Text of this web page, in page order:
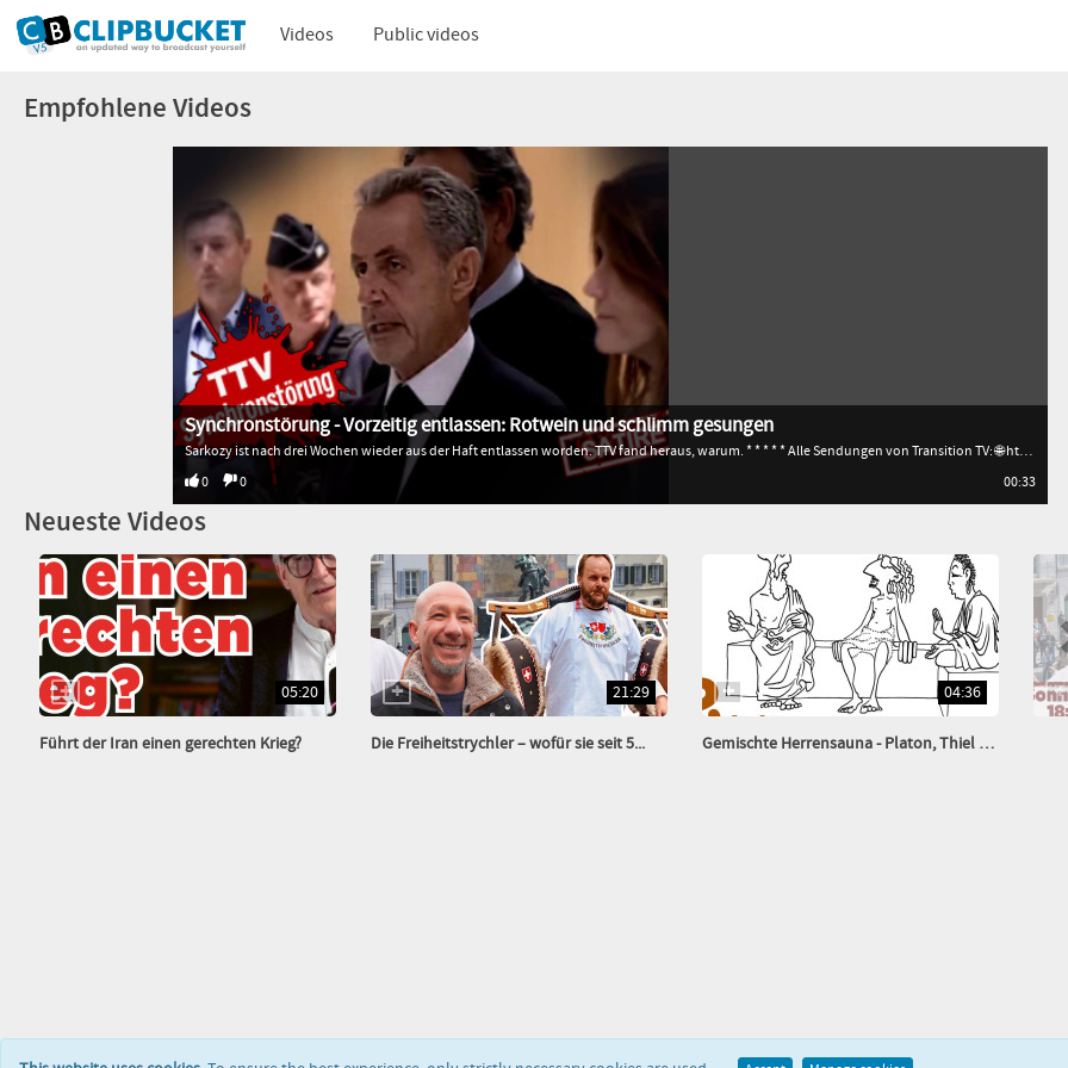
Videos Public videos
Empfohlene Videos
Synchronstörung - Vorzeitig entlassen: Rotwein und schlimm gesungen
Sarkozy ist nach drei Wochen wieder aus der Haft entlassen worden. TTV fand heraus, warum. * * * * * Alle Sendungen von Transition TV: 🌐 http://www.transitiontv.org Spenden für Transition TV: 💚 http://www.transitiontv.org/unterstuetzen Newsletter abonnieren: 🗞 http://www.transitiontv.org/newsletter
0
0 00:33
Neueste Videos
05:20
Führt der Iran einen gerechten Krieg?
21:29
Die Freiheitstrychler – wofür sie seit 5...
04:36
Gemischte Herrensauna - Platon, Thiel & Buddha...